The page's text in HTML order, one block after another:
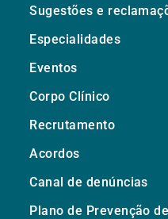
Sugestões e
Especialidades
Eventos
Corpo Clínico
Recrutamento
Acordos
Canal de denúncias
Plano de Prevenção